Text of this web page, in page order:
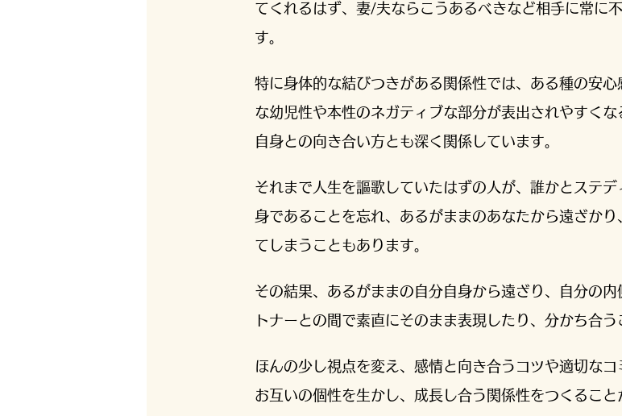
てくれるはず、妻/夫ならこうあるべきなど相手に常に
す。
特に身体的な結びつきがある関係性では、ある種の安
な幼児性や本性のネガティブな部分が表出されやすく
自身との向き合い方とも深く関係しています。
それまで人生を謳歌していたはずの人が、誰かとステ
身であることを忘れ、あるがままのあなたから遠ざか
てしまうこともあります。
その結果、あるがままの自分自身から遠ざり、自分の
トナーとの間で素直にそのまま表現したり、分かち合
ほんの少し視点を変え、感情と向き合うコツや適切なコ
お互いの個性を生かし、成長し合う関係性をつくるこ